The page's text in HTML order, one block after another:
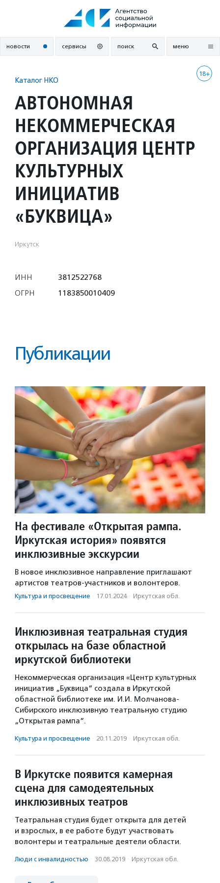
новости сервисы поиск меню
18+
Каталог НКО
АВТОНОМНАЯ
НЕКОММЕРЧЕСКАЯ
ОРГАНИЗАЦИЯ ЦЕНТР
КУЛЬТУРНЫХ
ИНИЦИАТИВ
«БУКВИЦА»
Иркутск
ИНН
3812522768
ОГРН
1183850010409
Публикации
На фестивале «Открытая рампа.
Иркутская история» появятся
инклюзивные экскурсии
В новое инклюзивное направление приглашают
артистов театров-участников и волонтеров.
Культура и просвещение · 17.01.2024 · Иркутская обл.
Инклюзивная театральная студия
открылась на базе областной
иркутской библиотеки
Некоммерческая организация «Центр культурных
инициатив „Буквица“ создала в Иркутской
областной библиотеке им. И.И. Молчанова-
Сибирского инклюзивную театральную студию
„Открытая рампа“.
Культура и просвещение · 20.11.2019 · Иркутская обл.
В Иркутске появится камерная
сцена для самодеятельных
инклюзивных театров
Театральная студия будет открыта для детей
и взрослых, в ее работе будут участвовать
волонтеры и театральные деятели области.
Люди с инвалидностью · 30.08.2019 · Иркутская обл.